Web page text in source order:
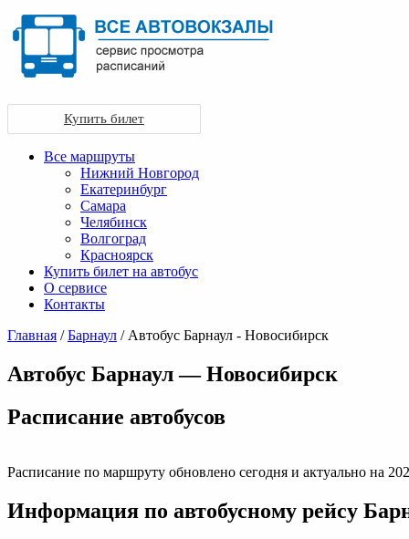
Купить билет
Все маршруты
Нижний Новгород
Екатеринбург
Самара
Челябинск
Волгоград
Красноярск
Купить билет на автобус
О сервисе
Контакты
Главная /Барнаул / Автобус Барнаул - Новосибирск
Автобус Барнаул — Новосибирск
Раcписание автобусов
Расписание по маршруту обновлено сегодня и актуально на
Информация по автобусному рейсу